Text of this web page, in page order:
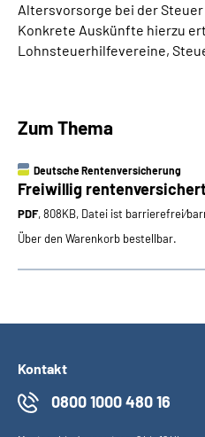
Altersvorsorge bei der
Konkrete Auskünfte hierzu
Lohnsteuerhilfevereine,
Zum Thema
Deutsche Rentenversicherung
Freiwillig
PDF, 808KB, Datei ist
Über den Warenkorb bestellbar.
Kontakt
0800 1000 480 16